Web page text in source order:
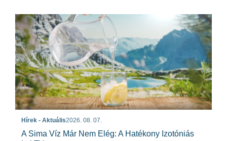
Hírek - Aktuális2026. 08. 07.
A Sima Víz Már Nem Elég: A Hatékony Izotóniás